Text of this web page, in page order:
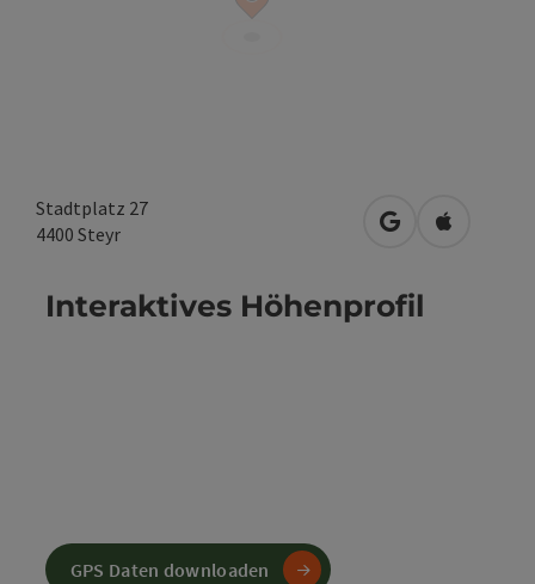
Stadtplatz 27
4400 Steyr in Google Maps
in Apple
Interaktives Höhenprofil
GPS Daten downloaden